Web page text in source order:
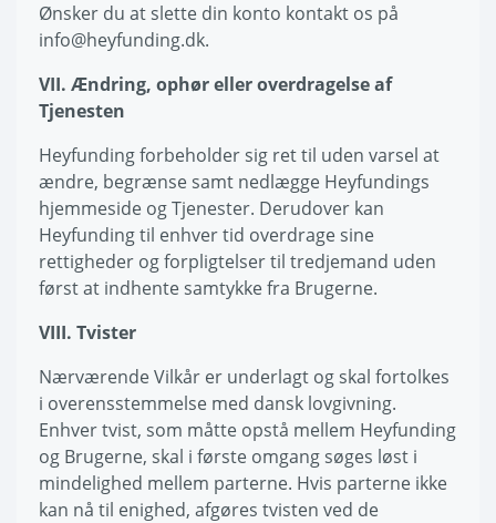
Ønsker du at slette din konto kontakt os på
info@heyfunding.dk.
VII. Ændring, ophør eller overdragelse af
Tjenesten
Heyfunding forbeholder sig ret til uden varsel at
ændre, begrænse samt nedlægge Heyfundings
hjemmeside og Tjenester. Derudover kan
Heyfunding til enhver tid overdrage sine
rettigheder og forpligtelser til tredjemand uden
først at indhente samtykke fra Brugerne.
VIII. Tvister
Nærværende Vilkår er underlagt og skal fortolkes
i overensstemmelse med dansk lovgivning.
Enhver tvist, som måtte opstå mellem Heyfunding
og Brugerne, skal i første omgang søges løst i
mindelighed mellem parterne. Hvis parterne ikke
kan nå til enighed, afgøres tvisten ved de